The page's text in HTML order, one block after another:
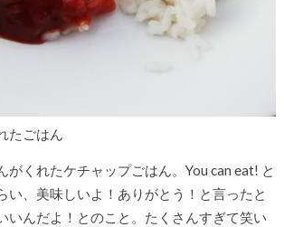
たごはん
がくれたケチャップごはん。You can eat! と
い、美味しいよ！ありがとう！と言ったと
いんだよ！とのこと。たくさんすぎて笑い